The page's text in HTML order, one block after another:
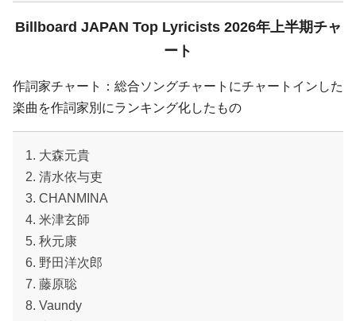
Billboard JAPAN Top Lyricists 2026年上半期チャ
ート
作詞家チャート：総合ソングチャートにチャートインした
楽曲を作詞家別にランキング化したもの
1. 大森元貴
2. 清水依与吏
3. CHANMINA
4. 米津玄師
5. 秋元康
6. 野田洋次郎
7. 藤原聡
8. Vaundy